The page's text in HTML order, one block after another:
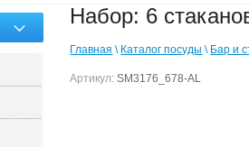
Набор: 6
Главная \ Каталог посуды \ Бар и
Артикул: SM3176_678-AL